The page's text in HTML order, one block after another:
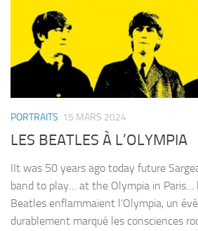
PORTRAITS 15 MARS 2024
LES BEATLES À L’OLYMPIA
IIt was 50 years ago today future
band to play… at the Olympia in Paris…
Beatles enflammaient l’Olympia, un
durablement marqué les consciences